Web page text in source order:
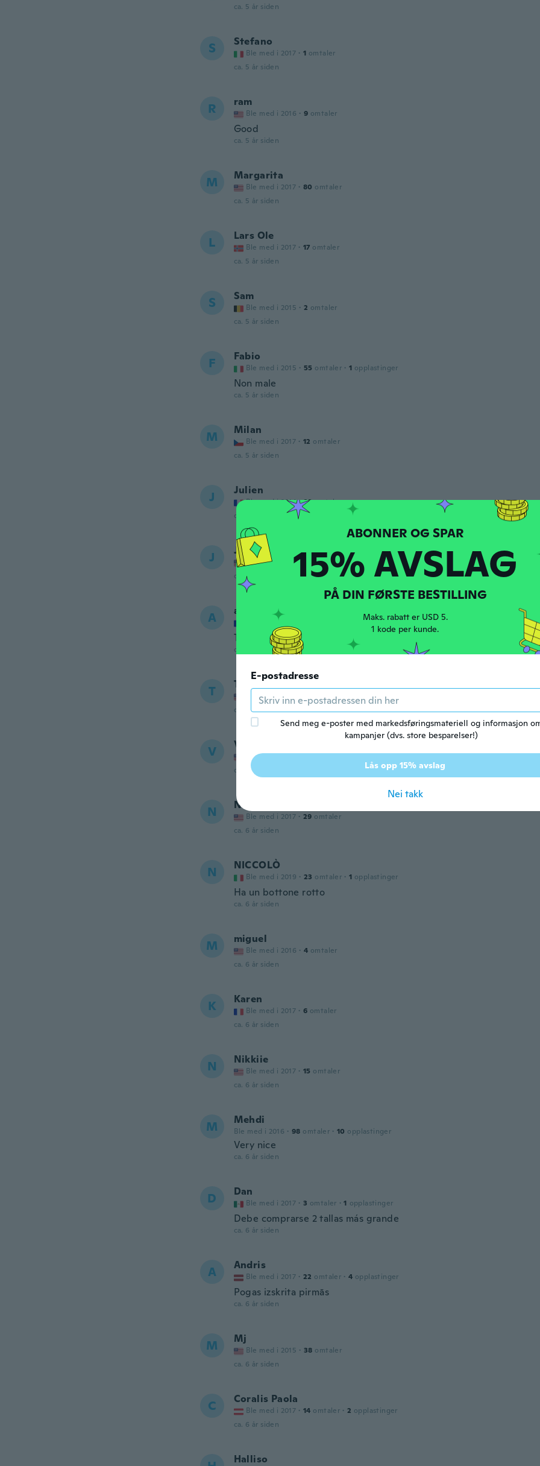
ca. 5 år siden
S Stefano
Ble med i 2017 · 1 omtaler
ca. 5 år siden
R ram
Ble med i 2016 · 9 omtaler
Good
ca. 5 år siden
M Margarita
Ble med i 2017 · 80 omtaler
ca. 5 år siden
L Lars Ole
Ble med i 2017 · 17 omtaler
ca. 5 år siden
S Sam
Ble med i 2015 · 2 omtaler
ca. 5 år siden
F Fabio
Ble med i 2015 · 55 omtaler · 1 opplastinger
Non male
ca. 5 år siden
M Milan
Ble med i 2017 · 12 omtaler
ca. 5 år siden
J Julien
Ble med i 2014 · 23 omtaler
ca. 6 år siden
J Janet
Ble med i 2020 ·
omtaler
ca. 6 år siden
A alain
Ble med i 2014
Top pour les soirs d'été et taille correcte
ca. 6 år siden
T Theresa
Ble med i 2015
omtaler
ca. 6 år siden
V Virginia
Ble med i 2019 · 26 omtaler · 5 opplastinger
ca. 6 år siden
N Neleb
Ble med i 2017 · 29 omtaler
ca. 6 år siden
N NICCOLÒ
Ble med i 2019 · 23 omtaler · 1 opplastinger
Ha un bottone rotto
ca. 6 år siden
M miguel
Ble med i 2016 · 4 omtaler
ca. 6 år siden
K Karen
Ble med i 2017 · 6 omtaler
ca. 6 år siden
N Nikkiie
Ble med i 2017 · 15 omtaler
ca. 6 år siden
M Mehdi
Ble med i 2016 · 98 omtaler · 10 opplastinger
Very nice
ca. 6 år siden
D Dan
Ble med i 2017 · 3 omtaler · 1 opplastinger
Debe comprarse 2 tallas más grande
ca. 6 år siden
A Andris
Ble med i 2017 · 22 omtaler · 4 opplastinger
Pogas izskrita pirmās
ca. 6 år siden
M Mj
Ble med i 2015 · 38 omtaler
ca. 6 år siden
C Coralis Paola
Ble med i 2017 · 14 omtaler · 2 opplastinger
ca. 6 år siden
Halliso
15% AVSLAG
PÅ DIN FØRSTE BESTILLING
Maks. rabatt er USD 5.
1 kode per kunde.
E-postadresse
Send meg e-poster med markedsføringsmateriell og informasjon
kampanjer (dvs. store besparelser!)
Lås opp 15% avslag
Nei takk